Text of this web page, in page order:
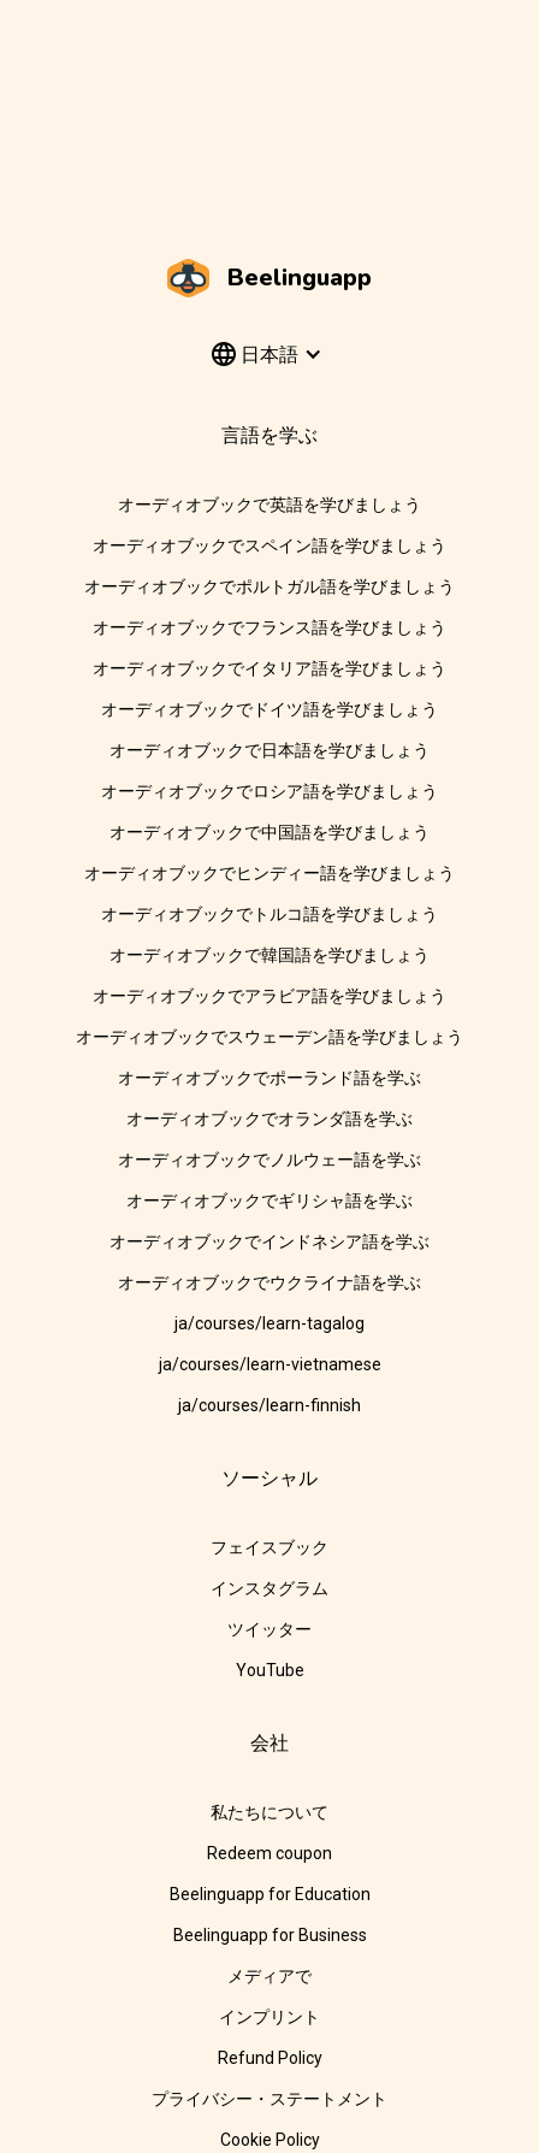
Beelinguapp
日本語
言語を学ぶ
オーディオブックで英語を学びましょう
オーディオブックでスペイン語を学びましょう
オーディオブックでポルトガル語を学びましょう
オーディオブックでフランス語を学びましょう
オーディオブックでイタリア語を学びましょう
オーディオブックでドイツ語を学びましょう
オーディオブックで日本語を学びましょう
オーディオブックでロシア語を学びましょう
オーディオブックで中国語を学びましょう
オーディオブックでヒンディー語を学びましょう
オーディオブックでトルコ語を学びましょう
オーディオブックで韓国語を学びましょう
オーディオブックでアラビア語を学びましょう
オーディオブックでスウェーデン語を学びましょう
オーディオブックでポーランド語を学ぶ
オーディオブックでオランダ語を学ぶ
オーディオブックでノルウェー語を学ぶ
オーディオブックでギリシャ語を学ぶ
オーディオブックでインドネシア語を学ぶ
オーディオブックでウクライナ語を学ぶ
ja/courses/learn-tagalog
ja/courses/learn-vietnamese
ja/courses/learn-finnish
ソーシャル
フェイスブック
インスタグラム
ツイッター
YouTube
会社
私たちについて
Redeem coupon
Beelinguapp for Education
Beelinguapp for Business
メディアで
インプリント
Refund Policy
プライバシー・ステートメント
Cookie Policy